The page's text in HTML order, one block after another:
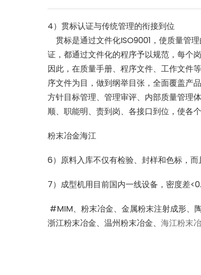
4）贯标认证与传统管理的衔接到位
贯标是通过文件化ISO9001 ，使质量管
证，都通过文件化的程序予以规范，每个
因此，在质量手册、程序文件、工作文件
序文件为目，做到纲举目张，全面覆盖产
方针目标管理、管理审评、内部质量管理
顺、职能明、责到岗、各接口到位，使各
粉末冶金海江
6）原料入库不仅有检验、封样和色标，
7）成型机用目前国内一线设备，密度差
#MIM、粉末冶金、金属粉末注射成形、
浙江粉末冶金、温州粉末冶金、海江粉末